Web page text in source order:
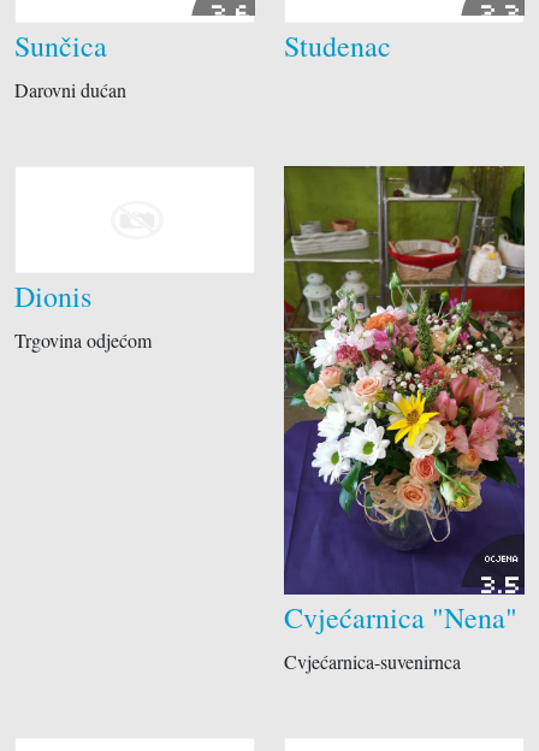
3.6
Sunčica
Darovni dućan
2.3
Studenac
Dionis
Trgovina odjećom
OCJENA
3.5
Cvjećarnica "Nena"
Cvjećarnica-suvenirnca